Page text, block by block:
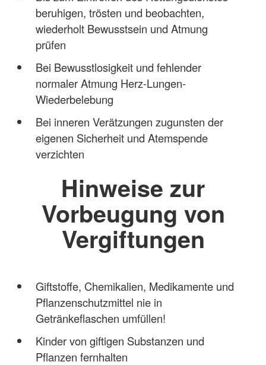
beruhigen, trösten und beobachten,
wiederholt Bewusstsein und Atmung
prüfen
Bei Bewusstlosigkeit und fehlender
normaler Atmung Herz-Lungen-
Wiederbelebung
Bei inneren Verätzungen zugunsten der
eigenen Sicherheit und Atemspende
verzichten
Hinweise zur
Vorbeugung von
Vergiftungen
Giftstoffe, Chemikalien, Medikamente und
Pflanzenschutzmittel nie in
Getränkeflaschen umfüllen!
Kinder von giftigen Substanzen und
Pflanzen fernhalten